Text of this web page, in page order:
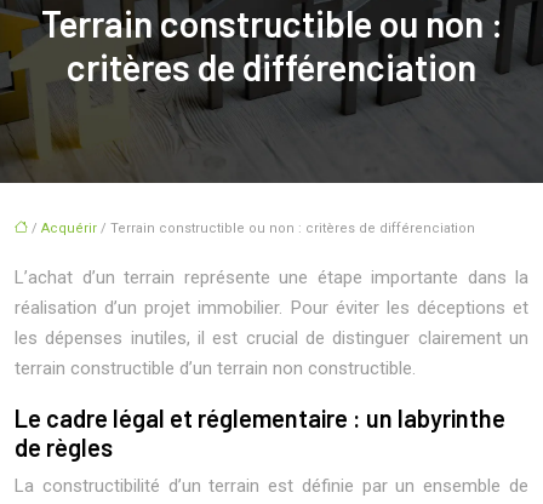
Terrain constructible ou non :
critères de différenciation
/ Acquérir / Terrain constructible ou non : critères de différenciation
L’achat d’un terrain représente une étape importante dans la
réalisation d’un projet immobilier. Pour éviter les déceptions et
les dépenses inutiles, il est crucial de distinguer clairement un
terrain constructible d’un terrain non constructible.
Le cadre légal et réglementaire : un labyrinthe
de règles
La constructibilité d’un terrain est définie par un ensemble de